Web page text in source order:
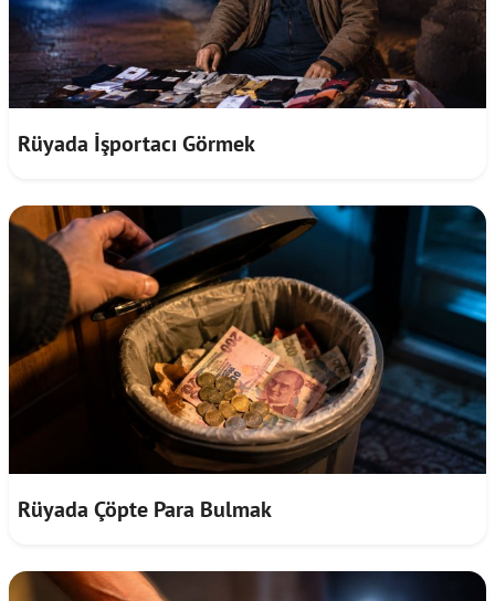
Rüyada İşportacı Görmek
Rüyada Çöpte Para Bulmak